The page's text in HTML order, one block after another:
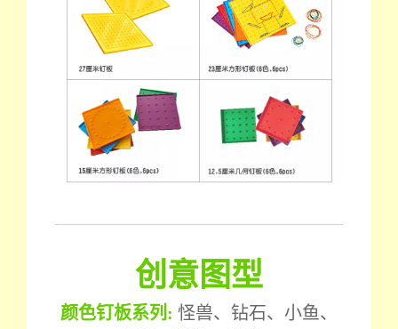
创意图型
颜色钉板系列: 怪兽、钻石、小鱼、